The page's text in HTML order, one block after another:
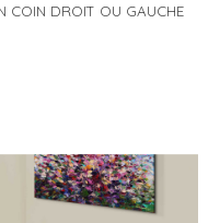
COIN DROIT OU GAUCHE